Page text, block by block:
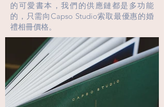
的可愛書本，我們的供應鏈都是多功能
的，只需向Capso Studio索取最優惠的婚
禮相冊價格。